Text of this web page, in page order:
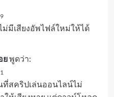
ม่มีเสียงอัพไฟล์ใหม่ให้ได้
ยพูดว่า:
ที่สคริปเล่นออนไลน์ไม่